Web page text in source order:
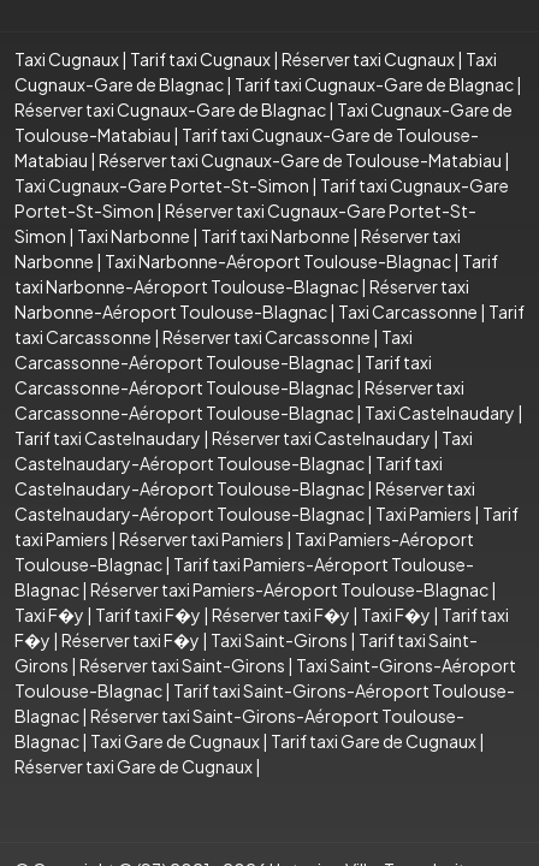
Taxi Cugnaux| Tarif taxi Cugnaux| Réserver taxi Cugnaux| Taxi
Cugnaux-Gare de Blagnac| Tarif taxi Cugnaux-Gare de Blagnac|
Réserver taxi Cugnaux-Gare de Blagnac| Taxi Cugnaux-Gare de
Toulouse-Matabiau | Tarif taxi Cugnaux-Gare de Toulouse-
Matabiau | Réserver taxi Cugnaux-Gare de Toulouse-Matabiau |
Taxi Cugnaux-Gare Portet-St-Simon | Tarif taxi Cugnaux-Gare
Portet-St-Simon | Réserver taxi Cugnaux-Gare Portet-St-
Simon | Taxi Narbonne | Tarif taxi Narbonne | Réserver taxi
Narbonne | Taxi Narbonne-Aéroport Toulouse-Blagnac| Tarif
taxi Narbonne-Aéroport Toulouse-Blagnac| Réserver taxi
Narbonne-Aéroport Toulouse-Blagnac| Taxi Carcassonne | Tarif
taxi Carcassonne | Réserver taxi Carcassonne | Taxi
Carcassonne-Aéroport Toulouse-Blagnac| Tarif taxi
Carcassonne-Aéroport Toulouse-Blagnac| Réserver taxi
Carcassonne-Aéroport Toulouse-Blagnac| Taxi Castelnaudary |
Tarif taxi Castelnaudary | Réserver taxi Castelnaudary | Taxi
Castelnaudary-Aéroport Toulouse-Blagnac| Tarif taxi
Castelnaudary-Aéroport Toulouse-Blagnac| Réserver taxi
Castelnaudary-Aéroport Toulouse-Blagnac| Taxi Pamiers | Tarif
taxi Pamiers | Réserver taxi Pamiers | Taxi Pamiers-Aéroport
Toulouse-Blagnac| Tarif taxi Pamiers-Aéroport Toulouse-
Blagnac| Réserver taxi Pamiers-Aéroport Toulouse-Blagnac|
Taxi F�y | Tarif taxi F�y | Réserver taxi F�y | Taxi F�y | Tarif taxi
F�y | Réserver taxi F�y | Taxi Saint-Girons | Tarif taxi Saint-
Girons | Réserver taxi Saint-Girons | Taxi Saint-Girons-Aéroport
Toulouse-Blagnac| Tarif taxi Saint-Girons-Aéroport Toulouse-
Blagnac| Réserver taxi Saint-Girons-Aéroport Toulouse-
Blagnac| Taxi Gare de Cugnaux| Tarif taxi Gare de Cugnaux|
Réserver taxi Gare de Cugnaux|